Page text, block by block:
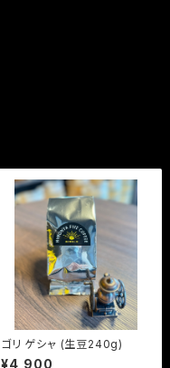
ゴリ ゲシャ (生豆240g)
¥4,900